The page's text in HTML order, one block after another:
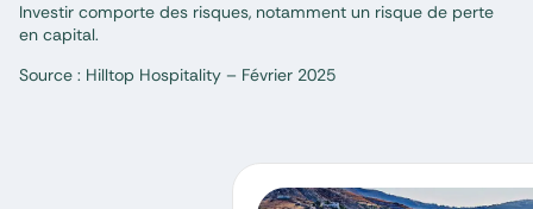
Investir comporte des risques, notamment un risque de perte
en capital.
Source : Hilltop Hospitality – Février 2025